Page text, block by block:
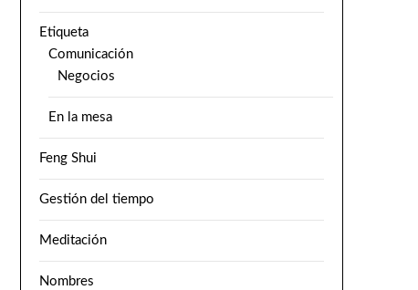
Etiqueta
Comunicación
Negocios
En la mesa
Feng Shui
Gestión del tiempo
Meditación
Nombres